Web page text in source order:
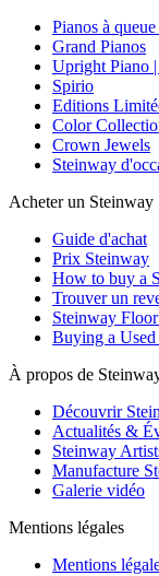
Pianos à
Grand Pianos
Upright Piano
Spirio
Editions
Color
Crown Jewels
Steinway
Acheter un Steinway
Guide d'achat
Prix Steinway
How to buy a
Trouver un
Steinway
Buying a
À propos de
Découvrir
Actualités &
Steinway
Manufacture
Galerie vidéo
Mentions légales
Mentions